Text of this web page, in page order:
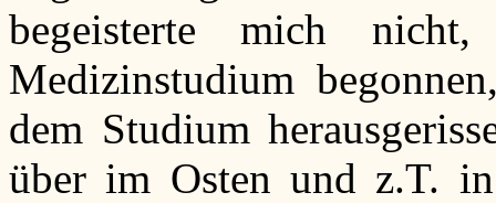
begeisterte mich
Medizinstudium
dem Studium
über im Osten und z.T.